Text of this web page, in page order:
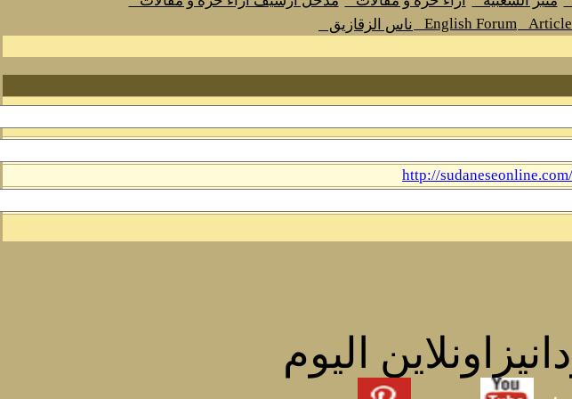
English Forum
ناس الزقازيق
http://
اليوم